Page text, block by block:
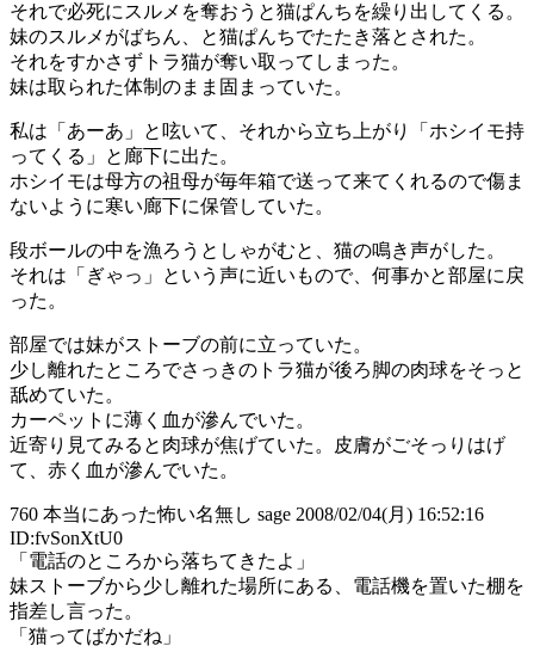
それで必死にスルメを奪おうと猫ぱんちを繰り出してくる。
妹のスルメがばちん、と猫ぱんちでたたき落とされた。
それをすかさずトラ猫が奪い取ってしまった。
妹は取られた体制のまま固まっていた。
私は「あーあ」と呟いて、それから立ち上がり「ホシイモ持
ってくる」と廊下に出た。
ホシイモは母方の祖母が毎年箱で送って来てくれるので傷ま
ないように寒い廊下に保管していた。
段ボールの中を漁ろうとしゃがむと、猫の鳴き声がした。
それは「ぎゃっ」という声に近いもので、何事かと部屋に戻
った。
部屋では妹がストーブの前に立っていた。
少し離れたところでさっきのトラ猫が後ろ脚の肉球をそっと
舐めていた。
カーペットに薄く血が滲んでいた。
近寄り見てみると肉球が焦げていた。皮膚がごそっりはげ
て、赤く血が滲んでいた。
760 本当にあった怖い名無し sage 2008/02/04(月) 16:52:16
ID:fvSonXtU0
「電話のところから落ちてきたよ」
妹ストーブから少し離れた場所にある、電話機を置いた棚を
指差し言った。
「猫ってばかだね」